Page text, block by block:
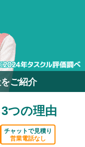
ご紹介
つの理由
チャットで見積り
営業電話なし